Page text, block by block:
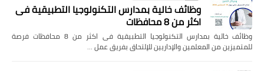
وظائف خالية بمدارس التكنولوجيا التطبيقية فى
اكثر من 8 محافظات
وظائف خالية بمدارس التكنولوجيا التطبيقية فى اكثر من 8 محافظات فرصة
للمتميزين من المعلمين والإداريين للإلتحاق بفريق عمل …